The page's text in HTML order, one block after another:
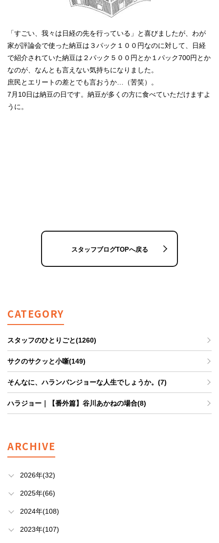
「すごい、我々は日経の先を行っている」と喜びましたが、 わが
家が評論会で使った納豆は３パック１００円なのに対して、
日経
で紹介されていた納豆は２パック５００円とか１パック700円とか
なのが、なんとも言えない気持ちになりました。
庶民とエリートの差とでも言おうか…（苦笑）。
7月10日は納豆の日です。納豆が多くの方に食べていただけますよ
うに。
スタッフブログTOPへ戻る
CATEGORY
スタッフのひとりごと(1260)
サクのサクッと小噺(149)
そんなに、ハランバンジョーな人生でしょうか。(7)
ハラジョー｜【番外篇】谷川あかねの場合(8)
ARCHIVE
2026年(32)
2025年(66)
2024年(108)
2023年(107)